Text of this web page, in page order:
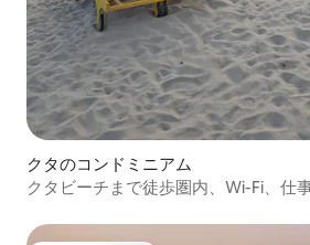
クタのコンドミニアム
クタビーチまで徒歩圏内、Wi-Fi、仕